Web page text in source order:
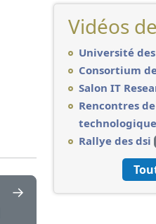
→
Vidéos
Université
Consortium
Salon IT
Rencontres
technologique
Rallye des dsi